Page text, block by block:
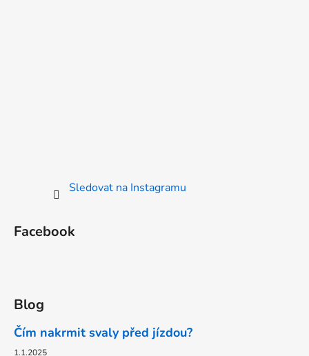
Sledovat na Instagramu
Facebook
Blog
Čím nakrmit svaly před jízdou?
1.1.2025